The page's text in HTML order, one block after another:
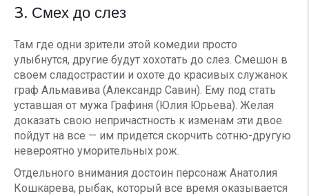
3. Смех до слез
Там где одни зрители этой комедии просто
улыбнутся, другие будут хохотать до слез. Смешон в
своем сладострастии и охоте до красивых служанок
граф Альмавива (Александр Савин). Ему под стать
уставшая от мужа Графиня (Юлия Юрьева). Желая
доказать свою непричастность к изменам эти двое
пойдут на все — им придется скорчить сотню-другую
невероятно уморительных рож.
Отдельного внимания достоин персонаж Анатолия
Кошкарева, рыбак, который все время оказывается